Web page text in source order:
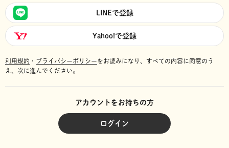
LINEで登録
Yahoo!で登録
利用規約 ・ プライバシーポリシーをお読みになり、 すべての内容に同意のう
え、次に進んでください。
アカウントをお持ちの方
ログイン